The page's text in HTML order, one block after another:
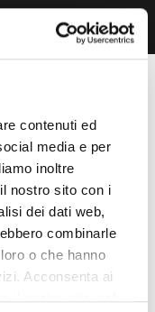
contenuti ed
media e per
inoltre
nostro sito con i
dei dati web,
combinarle
o che hanno
Acconsenta ai